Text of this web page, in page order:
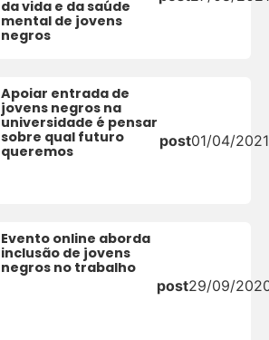
da vida e da saúde
mental de jovens
negros
Apoiar entrada de
jovens negros na
universidade é pensar
sobre qual futuro
queremos
post01/04/2021
Evento online aborda
inclusão de jovens
negros no trabalho
post29/09/